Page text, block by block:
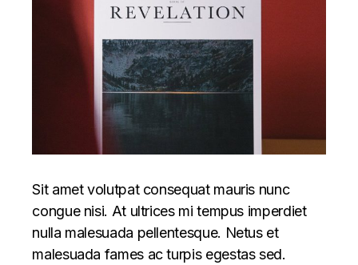
Sit amet volutpat consequat mauris nunc
congue nisi. At ultrices mi tempus imperdiet
nulla malesuada pellentesque. Netus et
malesuada fames ac turpis egestas sed.